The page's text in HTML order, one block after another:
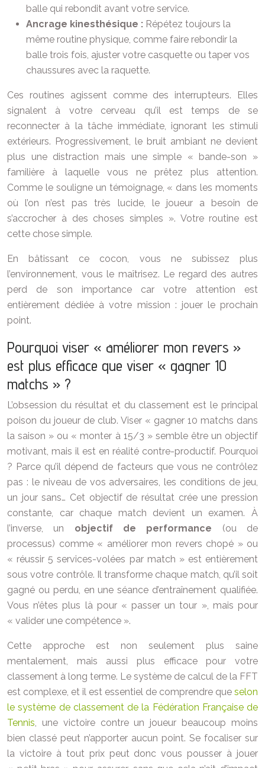
balle qui rebondit avant votre service.
Ancrage kinesthésique : Répétez toujours la
même routine physique, comme faire rebondir la
balle trois fois, ajuster votre casquette ou taper vos
chaussures avec la raquette.
Ces routines agissent comme des interrupteurs. Elles
signalent à votre cerveau qu’il est temps de se
reconnecter à la tâche immédiate, ignorant les stimuli
extérieurs. Progressivement, le bruit ambiant ne devient
plus une distraction mais une simple « bande-son »
familière à laquelle vous ne prêtez plus attention.
Comme le souligne un témoignage, « dans les moments
où l’on n’est pas très lucide, le joueur a besoin de
s’accrocher à des choses simples ». Votre routine est
cette chose simple.
En bâtissant ce cocon, vous ne subissez plus
l’environnement, vous le maîtrisez. Le regard des autres
perd de son importance car votre attention est
entièrement dédiée à votre mission : jouer le prochain
point.
Pourquoi viser « améliorer mon revers »
est plus efficace que viser « gagner 10
matchs » ?
L’obsession du résultat et du classement est le principal
poison du joueur de club. Viser « gagner 10 matchs dans
la saison » ou « monter à 15/3 » semble être un objectif
motivant, mais il est en réalité contre-productif. Pourquoi
? Parce qu’il dépend de facteurs que vous ne contrôlez
pas : le niveau de vos adversaires, les conditions de jeu,
un jour sans… Cet objectif de résultat crée une pression
constante, car chaque match devient un examen. À
l’inverse, un objectif de performance (ou de
processus) comme « améliorer mon revers chopé » ou
« réussir 5 services-volées par match » est entièrement
sous votre contrôle. Il transforme chaque match, qu’il soit
gagné ou perdu, en une séance d’entraînement qualifiée.
Vous n’êtes plus là pour « passer un tour », mais pour
« valider une compétence ».
Cette approche est non seulement plus saine
mentalement, mais aussi plus efficace pour votre
classement à long terme. Le système de calcul de la FFT
est complexe, et il est essentiel de comprendre que selon
le système de classement de la Fédération Française de
Tennis, une victoire contre un joueur beaucoup moins
bien classé peut n’apporter aucun point. Se focaliser sur
la victoire à tout prix peut donc vous pousser à jouer